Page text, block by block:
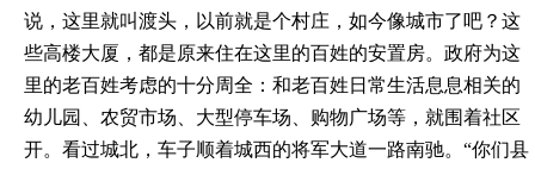
说，这里就叫渡头，以前就是个村庄，如今像城市了吧？这
些高楼大厦，都是原来住在这里的百姓的安置房。政府为这
里的老百姓考虑的十分周全：和老百姓日常生活息息相关的
幼儿园、农贸市场、大型停车场、购物广场等，就围着社区
开。看过城北，车子顺着城西的将军大道一路南驰。 “你们县